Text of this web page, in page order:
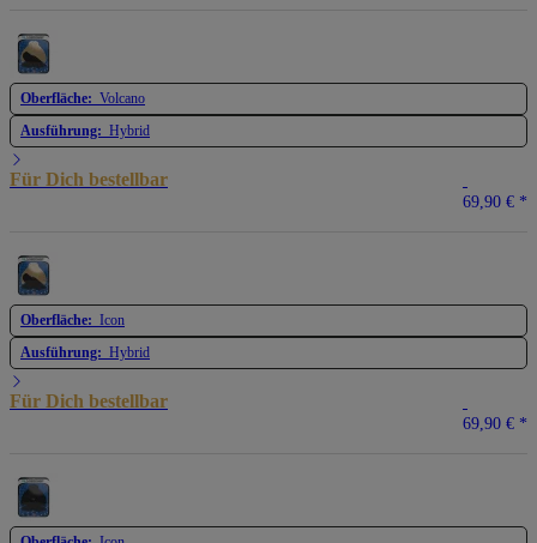
Oberfläche: Volcano
Ausführung: Hybrid
Für Dich bestellbar
69,90 € *
Oberfläche: Icon
Ausführung: Hybrid
Für Dich bestellbar
69,90 € *